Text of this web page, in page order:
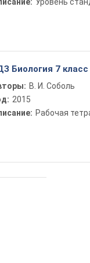
Биология 7 класс
В. И. Соболь
2015
Рабочая